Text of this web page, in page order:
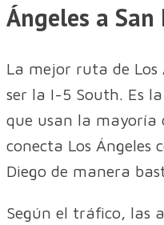
Ángeles a San
La mejor ruta de Los
ser la I-5 South. Es
que usan la mayoría
conecta Los Ángeles
Diego de manera
Según el tráfico, las